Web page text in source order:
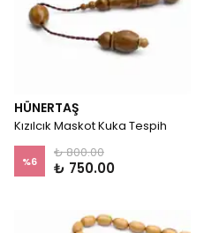
HÜNERTAŞ
Kızılcık Maskot Kuka Tespih
%6
₺ 800.00
₺ 750.00